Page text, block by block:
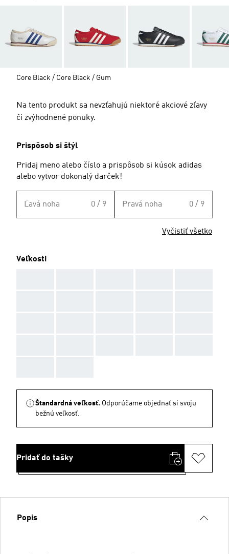
Core Black / Core Black / Gum
Na tento produkt sa nevzťahujú niektoré akciové zľavy
či zvýhodnené ponuky.
Prispôsob si štýl
Pridaj meno alebo číslo a prispôsob si kúsok adidas
alebo vytvor dokonalý darček!
Ľavá noha 0 / 9 Pravá noha 0 / 9
Vyčistiť všetko
Veľkosti
Štandardná veľkosť. Odporúčame objednať si svoju
bežnú veľkosť.
Pridať do tašky
Popis